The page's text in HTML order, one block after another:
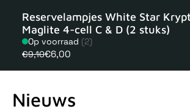
Reservelampjes White Star
Maglite 4-cell C & D (2 stuks)
Op voorraad (2)
€9,10€6,00
Nieuws